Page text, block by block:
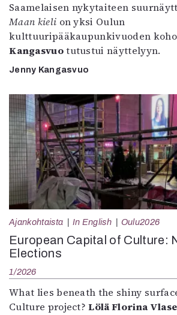
Saamelaisen nykytaiteen
Maan kieli on yksi Oulun
kulttuuripääkaupunkivuoden
Kangasvuotutustui näyttelyyn.
Jenny Kangasvuo
Ajankohtaista In English Oulu2026
European Capital of Culture:
Elections
1/2026
What lies beneath the shiny
Culture project?Lölä Florina